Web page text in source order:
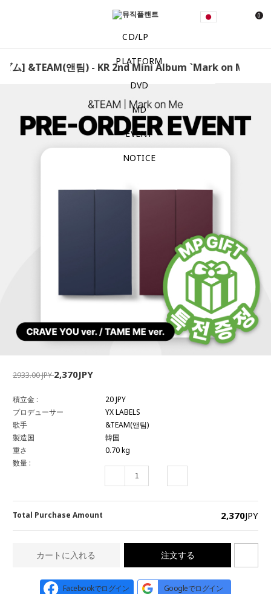
0
CD/LP
PLATFORM
DVD
MD
EVENT
NOTICE
ム] &TEAM(앤팀) - KR 2nd Mini Album `Mark on Me` [
2933.00 JPY2,370JPY
積立金 :
20 JPY
プロデューサー
YX LABELS
歌手
&TEAM(앤팀)
製造国
韓国
重さ
0.70 kg
数量 :
Total Purchase Amount 2,370JPY
カートに入れる 注文する
Facebookでログイン Googleでログイン